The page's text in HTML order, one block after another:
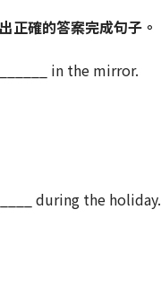
正確的答案完成句子。
in the mirror.
during the holiday.